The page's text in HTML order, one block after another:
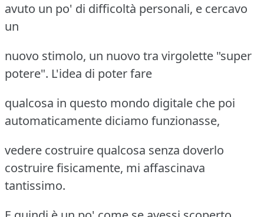
avuto un po' di difficoltà personali, e cercavo
un
nuovo stimolo, un nuovo tra virgolette "super
potere". L'idea di poter fare
qualcosa in questo mondo digitale che poi
automaticamente diciamo funzionasse,
vedere costruire qualcosa senza doverlo
costruire fisicamente, mi affascinava
tantissimo.